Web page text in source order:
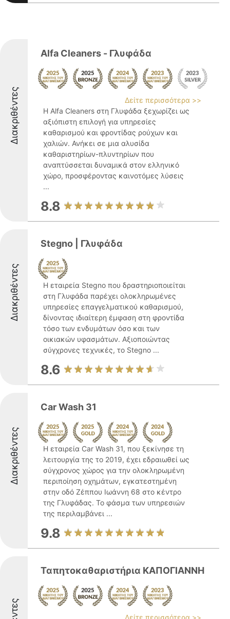
Διακριθέντες
Alfa Cleaners - Γλυφάδα
Δείτε περισσότερα >>
Η Alfa Cleaners στη Γλυφάδα ξεχωρίζει ως
αξιόπιστη επιλογή για υπηρεσίες
καθαρισμού και φροντίδας ρούχων και
χαλιών. Ανήκει σε μια αλυσίδα
καθαριστηρίων-πλυντηρίων που
αναπτύσσεται δυναμικά στον ελληνικό
χώρο, προσφέροντας καινοτόμες λύσεις
...
8.8
Διακριθέντες
Stegno | Γλυφάδα
Η εταιρεία Stegno που δραστηριοποιείται
στη Γλυφάδα παρέχει ολοκληρωμένες
υπηρεσίες επαγγελματικού καθαρισμού,
δίνοντας ιδιαίτερη έμφαση στη φροντίδα
τόσο των ενδυμάτων όσο και των
οικιακών υφασμάτων. Αξιοποιώντας
σύγχρονες τεχνικές, το Stegno ...
8.6
Διακριθέντες
Car Wash 31
Η εταιρεία Car Wash 31, που ξεκίνησε τη
λειτουργία της το 2019, έχει εδραιωθεί ως
σύγχρονος χώρος για την ολοκληρωμένη
περιποίηση οχημάτων, εγκατεστημένη
στην οδό Ζέππου Ιωάννη 68 στο κέντρο
της Γλυφάδας. Το φάσμα των υπηρεσιών
της περιλαμβάνει ...
9.8
Ταπητοκαθαριστήρια ΚΑΠΟΓΙΑΝΝΗ
Δείτε περισσότερα >>